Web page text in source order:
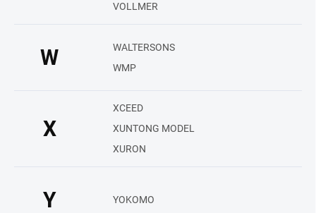
VOLLMER
W
WALTERSONS
WMP
X
XCEED
XUNTONG MODEL
XURON
Y YOKOMO